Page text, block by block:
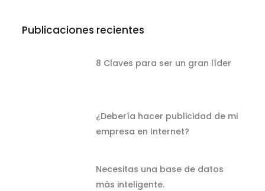
Publicaciones recientes
8 Claves para ser un gran líder
¿Debería hacer publicidad de mi
empresa en Internet?
Necesitas una base de datos
más inteligente.